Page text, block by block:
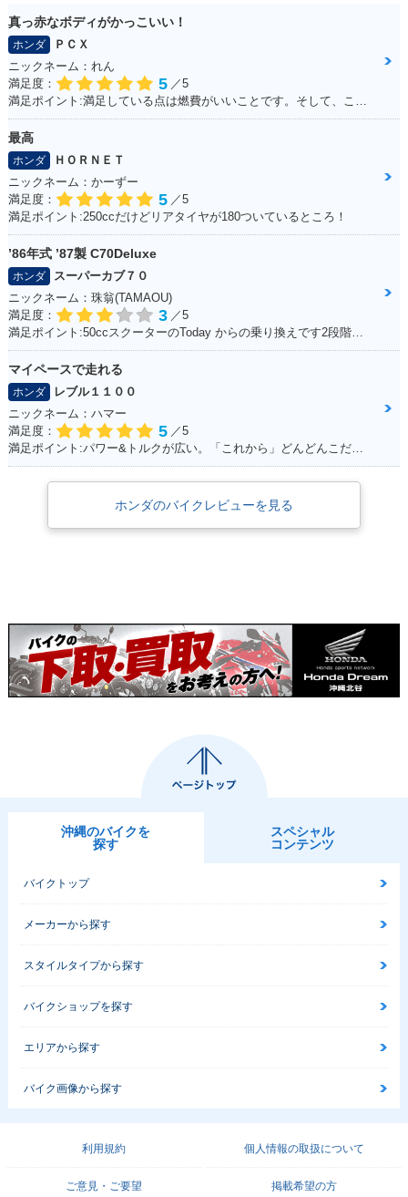
真っ赤なボディがかっこいい！
ホンダ
ＰＣＸ
ニックネーム：れん
満足度：
5 ／5
満足ポイント:満足している点は燃費がいいことです。そして、この赤色がこだわりポイントです！
最高
ホンダ
ＨＯＲＮＥＴ
ニックネーム：かーずー
満足度：
5 ／5
満足ポイント:250ccだけどリアタイヤが180ついているところ！
’86年式 ’87製 C70Deluxe
ホンダ
スーパーカブ７０
ニックネーム：珠翁(TAMAOU)
満足度：
3 ／5
満足ポイント:50ccスクーターのToday からの乗り換えです2段階右折や、30km/h規制から逃れるためにこれにしました。 Today にはセルモーターがありましたが、C70のエンジンスタートはキックのみ。 坂道にはどうしても非力感があり、登らないイメージ。 また、キャンプツーリングなど荷物満載で出掛けた時も中々走りません。 スプロケを前15、後38に換装してます。非力なのでややトルクに振って見ました。タイヤはノーマルです。これで75km/h出るか出ないかって所です。 普段使いの足がわりには良く働いてくれます。 キャンプや株主総会に出掛けるのでもっと磨いて、可愛がり、長く乗るつもりです。
マイペースで走れる
ホンダ
レブル１１００
ニックネーム：ハマー
満足度：
5 ／5
満足ポイント:パワー&トルクが広い。「これから」どんどんこだわっていくのが楽しみ！
ホンダのバイクレビューを見る
沖縄のバイクを
探す
スペシャル
コンテンツ
バイクトップ
メーカーから探す
スタイルタイプから探す
バイクショップを探す
エリアから探す
バイク画像から探す
利用規約 個人情報の取扱について
ご意見・ご要望 掲載希望の方